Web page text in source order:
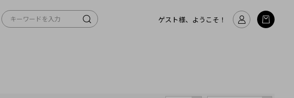
ゲスト様、ようこそ！